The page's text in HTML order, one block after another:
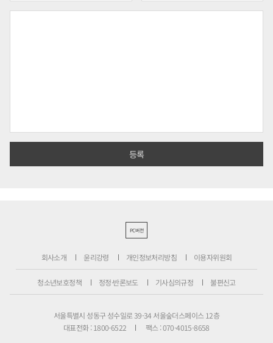
PC버전
회사소개 윤리강령 개인정보처리방침 이용자위원회
청소년보호정책 정정·반론보도 기사심의규정 불편신고
서울특별시 성동구 성수일로 39-34 서울숲더스페이스 12층
대표전화 : 1800-6522
팩스 : 070-4015-8658